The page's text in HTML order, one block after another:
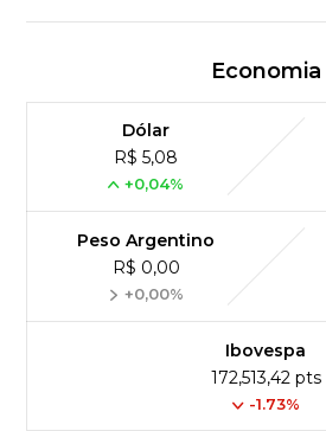
Economia
Dólar
R$ 5,08
+0,04%
Peso Argentino
R$ 0,00
+0,00%
Ibovespa
172,513,42 pts
-1.73%